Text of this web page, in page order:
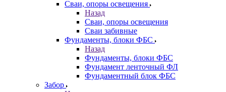
Сваи, опоры освещения
Назад
Сваи, опоры освещения
Сваи забивные
Фундаменты, блоки ФБС
Назад
Фундаменты, блоки ФБС
Фундамент ленточный ФЛ
Фундаментный блок ФБС
Забор